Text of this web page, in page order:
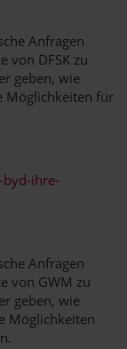
Anfragen
von DFSK zu
geben, wie
Möglichkeiten für
ihre-
Anfragen
von GWM zu
geben, wie
Möglichkeiten